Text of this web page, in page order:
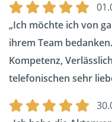
Ich möchte ich von
ihrem Team
Kompetenz,
telefonischen sehr